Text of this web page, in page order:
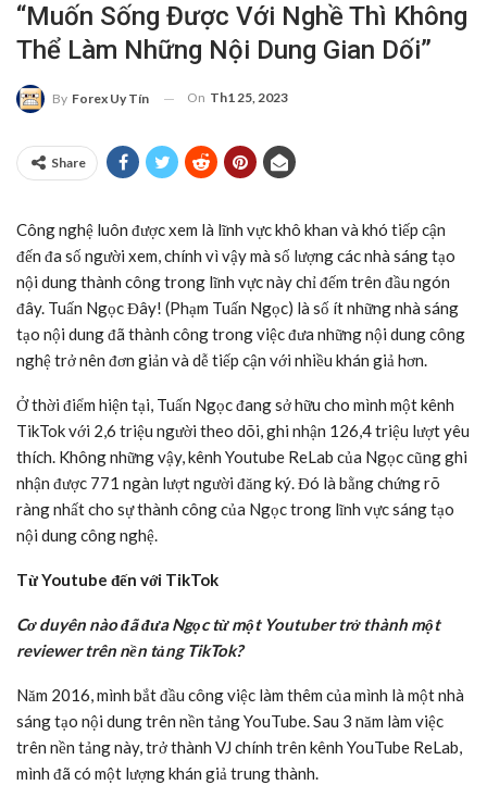
“Muốn Sống Được Với Nghề Thì Không
Thể Làm Những Nội Dung Gian Dối”
By Forex Uy Tín On Th1 25, 2023
Share
Công nghệ luôn được xem là lĩnh vực khô khan và khó tiếp cận
đến đa số người xem, chính vì vậy mà số lượng các nhà sáng tạo
nội dung thành công trong lĩnh vực này chỉ đếm trên đầu ngón
đây. Tuấn Ngọc Đây! (Phạm Tuấn Ngọc) là số ít những nhà sáng
tạo nội dung đã thành công trong việc đưa những nội dung công
nghệ trở nên đơn giản và dễ tiếp cận với nhiều khán giả hơn.
Ở thời điểm hiện tại, Tuấn Ngọc đang sở hữu cho mình một kênh
TikTok với 2,6 triệu người theo dõi, ghi nhận 126,4 triệu lượt yêu
thích. Không những vậy, kênh Youtube ReLab của Ngọc cũng ghi
nhận được 771 ngàn lượt người đăng ký. Đó là bằng chứng rõ
ràng nhất cho sự thành công của Ngọc trong lĩnh vực sáng tạo
nội dung công nghệ.
Từ Youtube đến với TikTok
Cơ duyên nào đã đưa Ngọc từ một Youtuber trở thành một
reviewer trên nền tảng TikTok?
Năm 2016, mình bắt đầu công việc làm thêm của mình là một nhà
sáng tạo nội dung trên nền tảng YouTube. Sau 3 năm làm việc
trên nền tảng này, trở thành VJ chính trên kênh YouTube ReLab,
mình đã có một lượng khán giả trung thành.